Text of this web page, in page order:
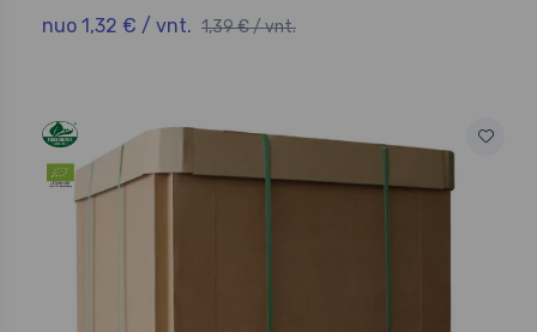
nuo 1,32 € / vnt. 1,39 € / vnt.